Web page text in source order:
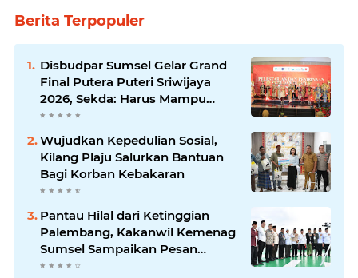
Berita Terpopuler
Disbudpar Sumsel Gelar Grand
Final Putera Puteri Sriwijaya
2026, Sekda: Harus Mampu
Bawa Sumsel Go Internasional
Wujudkan Kepedulian Sosial,
Kilang Plaju Salurkan Bantuan
Bagi Korban Kebakaran
Pantau Hilal dari Ketinggian
Palembang, Kakanwil Kemenag
Sumsel Sampaikan Pesan
Kerukunan